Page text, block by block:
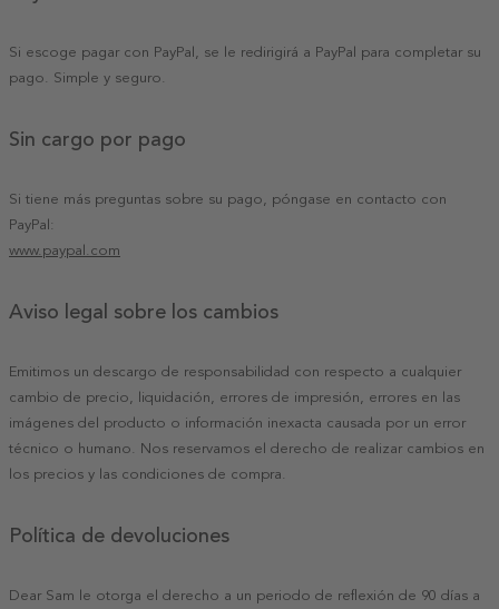
Si escoge pagar con PayPal, se le redirigirá a PayPal para completar su
pago. Simple y seguro.
Sin cargo por pago
Si tiene más preguntas sobre su pago, póngase en contacto con
PayPal:
www.paypal.com
Aviso legal sobre los cambios
Emitimos un descargo de responsabilidad con respecto a cualquier
cambio de precio, liquidación, errores de impresión, errores en las
imágenes del producto o información inexacta causada por un error
técnico o humano. Nos reservamos el derecho de realizar cambios en
los precios y las condiciones de compra.
Política de devoluciones
Dear Sam le otorga el derecho a un periodo de reflexión de 90 días a